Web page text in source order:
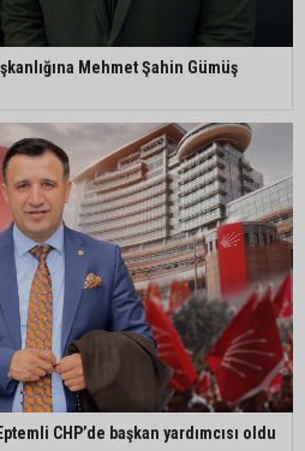
Mehmet Şahin Gümüş
CHP’de başkan yardımcısı oldu